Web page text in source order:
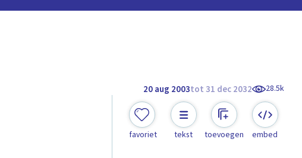
20 aug 2003tot 31 dec 2032 28.5k
favoriet tekst toevoegen embed